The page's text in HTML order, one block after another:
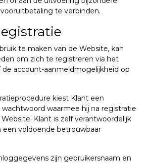
te verbinden.
te maken van de Website, kan
om zich te registreren via het
account-aanmeldmogelijkheid op
kiest Klant een
waarmee hij na registratie
Klant is zelf verantwoordelijk
een voldoende betrouwbaar
zijn gebruikersnaam en